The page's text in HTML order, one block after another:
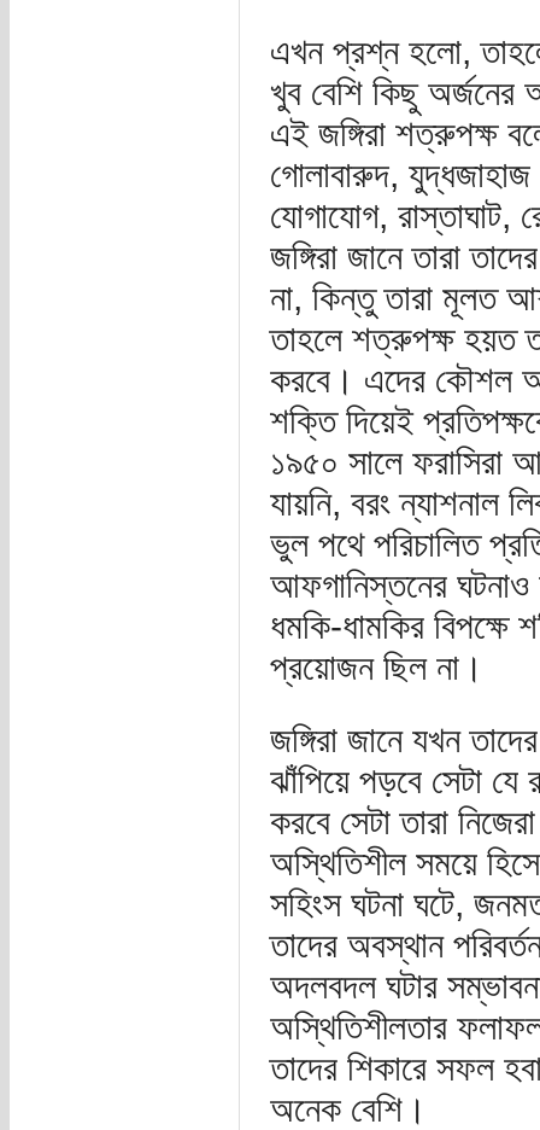
এখন প্রশ্ন হলো,
খুব বেশি কিছু
এই জঙ্গিরা শত্রুপক্ষ
গোলাবারুদ,
যোগাযোগ, রাস্তাঘাট,
জঙ্গিরা জানে তারা
না, কিন্তু তারা মূলত
তাহলে শত্রুপক্ষ হয়ত
করবে। এদের কৌশল
শক্তি দিয়েই
১৯৫০ সালে ফরাসিরা
যায়নি, বরং ন্যাশনাল
ভুল পথে পরিচালিত
আফগানিস্তনের
ধমকি-ধামকির
প্রয়োজন ছিল না।
জঙ্গিরা জানে যখন
ঝাঁপিয়ে পড়বে সেটা
করবে সেটা তারা
অস্থিতিশীল সময়ে
সহিংস ঘটনা ঘটে, জনমত
তাদের অবস্থান
অদলবদল ঘটার
অস্থিতিশীলতার
তাদের শিকারে সফল
অনেক বেশি।